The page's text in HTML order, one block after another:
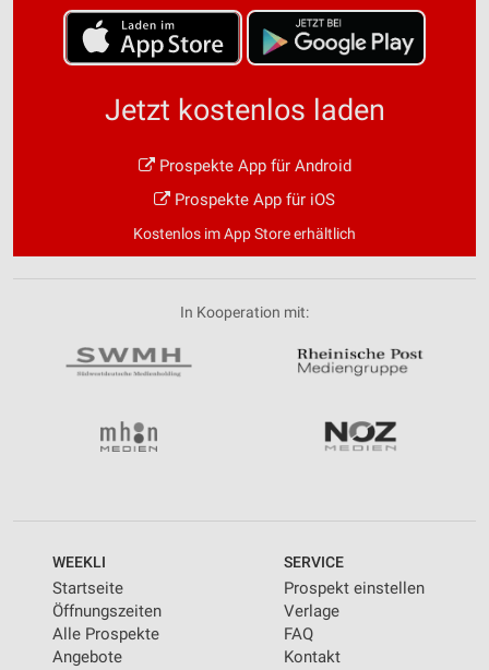
Jetzt kostenlos laden
Prospekte App für Android
Prospekte App für iOS
Kostenlos im App Store erhältlich
In Kooperation mit:
WEEKLI
Startseite
Öffnungszeiten
Alle Prospekte
Angebote
SERVICE
Prospekt einstellen
Verlage
FAQ
Kontakt